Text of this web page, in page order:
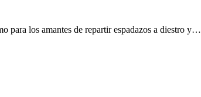
para los amantes de repartir espadazos a diestro y…